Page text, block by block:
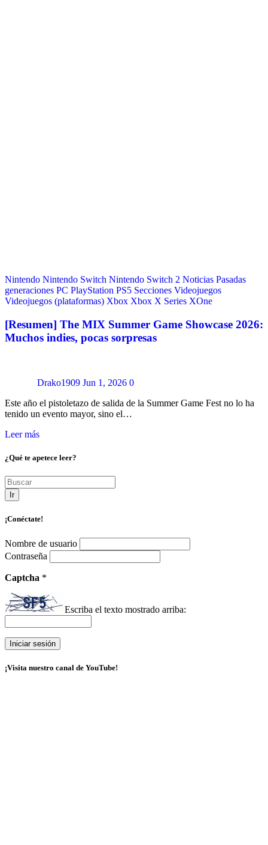
Nintendo Nintendo Switch Nintendo Switch 2 Noticias Pasadas
generaciones PC PlayStation PS5 Secciones Videojuegos
Videojuegos (plataformas) Xbox Xbox X Series XOne
[Resumen] The MIX Summer Game Showcase 2026:
Muchos indies, pocas sorpresas
Drako1909 Jun 1, 2026 0
Este año el pistoletazo de salida de la Summer Game Fest no lo ha
tenido un evento mayor, sino el…
Leer más
¿Qué te apetece leer?
Ir
¡Conéctate!
Nombre de usuario
Contraseña
Captcha *
Escriba el texto mostrado arriba:
¡Visita nuestro canal de YouTube!